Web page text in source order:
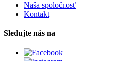
Naša spoločnosť
Kontakt
Sledujte nás na